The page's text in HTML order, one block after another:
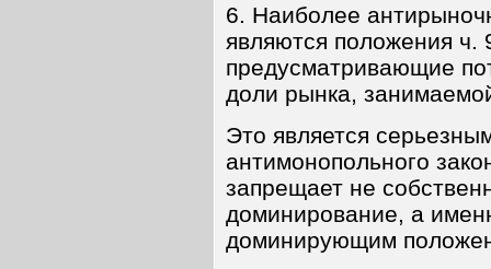
6. Наиболее
являются положения ч.
предусматривающие
доли рынка,
Это является
антимонопольного
запрещает не
доминирование, а
доминирующим